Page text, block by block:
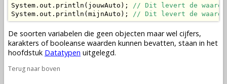
System.out.println(jouwAuto); // Dit levert de
System.out.println(mijnAuto); // Dit levert de
De soorten variabelen die geen objecten maar wel cijfers,
karakters of booleanse waarden kunnen bevatten, staan in het
hoofdstuk Datatypen uitgelegd.
Terug naar boven